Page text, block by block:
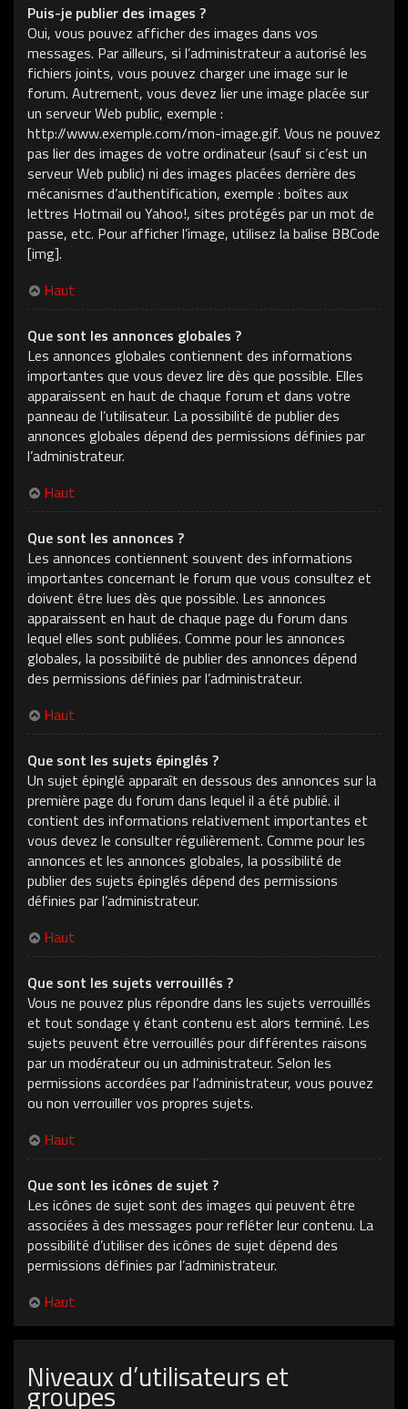
Puis-je publier des images ?
Oui, vous pouvez afficher des images dans vos
messages. Par ailleurs, si l’administrateur a autorisé les
fichiers joints, vous pouvez charger une image sur le
forum. Autrement, vous devez lier une image placée sur
un serveur Web public, exemple :
http://www.exemple.com/mon-image.gif. Vous ne pouvez
pas lier des images de votre ordinateur (sauf si c’est un
serveur Web public) ni des images placées derrière des
mécanismes d’authentification, exemple : boîtes aux
lettres Hotmail ou Yahoo!, sites protégés par un mot de
passe, etc. Pour afficher l’image, utilisez la balise BBCode
[img].
Haut
Que sont les annonces globales ?
Les annonces globales contiennent des informations
importantes que vous devez lire dès que possible. Elles
apparaissent en haut de chaque forum et dans votre
panneau de l’utilisateur. La possibilité de publier des
annonces globales dépend des permissions définies par
l’administrateur.
Haut
Que sont les annonces ?
Les annonces contiennent souvent des informations
importantes concernant le forum que vous consultez et
doivent être lues dès que possible. Les annonces
apparaissent en haut de chaque page du forum dans
lequel elles sont publiées. Comme pour les annonces
globales, la possibilité de publier des annonces dépend
des permissions définies par l’administrateur.
Haut
Que sont les sujets épinglés ?
Un sujet épinglé apparaît en dessous des annonces sur la
première page du forum dans lequel il a été publié. il
contient des informations relativement importantes et
vous devez le consulter régulièrement. Comme pour les
annonces et les annonces globales, la possibilité de
publier des sujets épinglés dépend des permissions
définies par l’administrateur.
Haut
Que sont les sujets verrouillés ?
Vous ne pouvez plus répondre dans les sujets verrouillés
et tout sondage y étant contenu est alors terminé. Les
sujets peuvent être verrouillés pour différentes raisons
par un modérateur ou un administrateur. Selon les
permissions accordées par l’administrateur, vous pouvez
ou non verrouiller vos propres sujets.
Haut
Que sont les icônes de sujet ?
Les icônes de sujet sont des images qui peuvent être
associées à des messages pour refléter leur contenu. La
possibilité d’utiliser des icônes de sujet dépend des
permissions définies par l’administrateur.
Haut
Niveaux d’utilisateurs et
groupes